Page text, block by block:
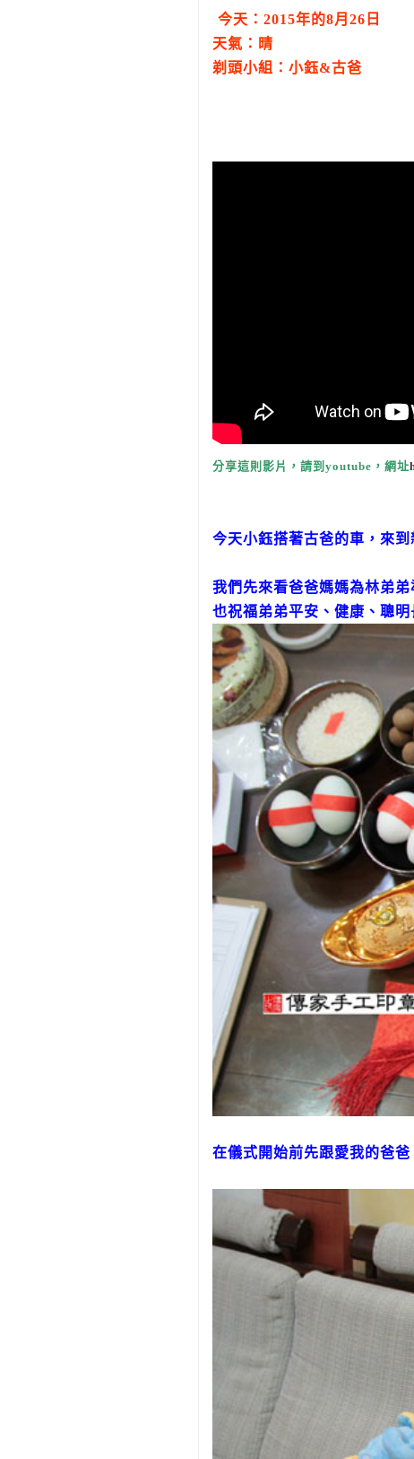
今天：2015年的8月26日
天氣：晴
剃頭小組：小鈺&古爸
分享這則影片，請到youtube，網址
今天小鈺搭著古爸的車，來
我們先來看爸爸媽媽為林弟弟
也祝福弟弟平安、健康、聰明
在儀式開始前先跟愛我的爸